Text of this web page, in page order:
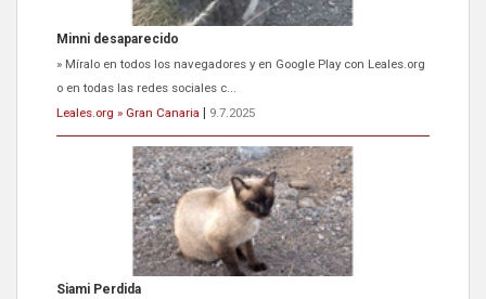
Minni desaparecido
» Míralo en todos los navegadores y en Google Play con Leales.org
o en todas las redes sociales c...
Leales.org » Gran Canaria
9.7.2025
Siami Perdida